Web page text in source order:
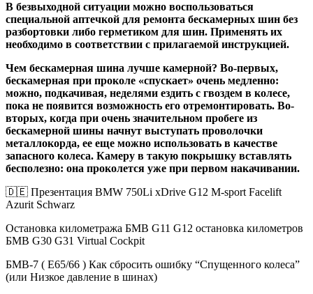
В безвыходной ситуации можно воспользоваться
специальной аптечкой для ремонта бескамерных шин без
разбортовки либо герметиком для шин. Применять их
необходимо в соответствии с прилагаемой инструкцией.
Чем бескамерная шина лучше камерной? Во-первых,
бескамерная при проколе «спускает» очень медленно:
можно, подкачивая, неделями ездить с гвоздем в колесе,
пока не появится возможность его отремонтировать. Во-
вторых, когда при очень значительном пробеге из
бескамерной шины начнут выступать проволочки
металлокорда, ее еще можно использовать в качестве
запасного колеса. Камеру в такую покрышку вставлять
бесполезно: она проколется уже при первом накачивании.
🇩🇪 Презентация BMW 750Li xDrive G12 M-sport Facelift
Azurit Schwarz
Остановка километража БМВ G11 G12 остановка километров
БМВ G30 G31 Virtual Cockpit
БМВ-7 ( Е65/66 ) Как сбросить ошибку “Спущенного колеса”
(или Низкое давление в шинах)